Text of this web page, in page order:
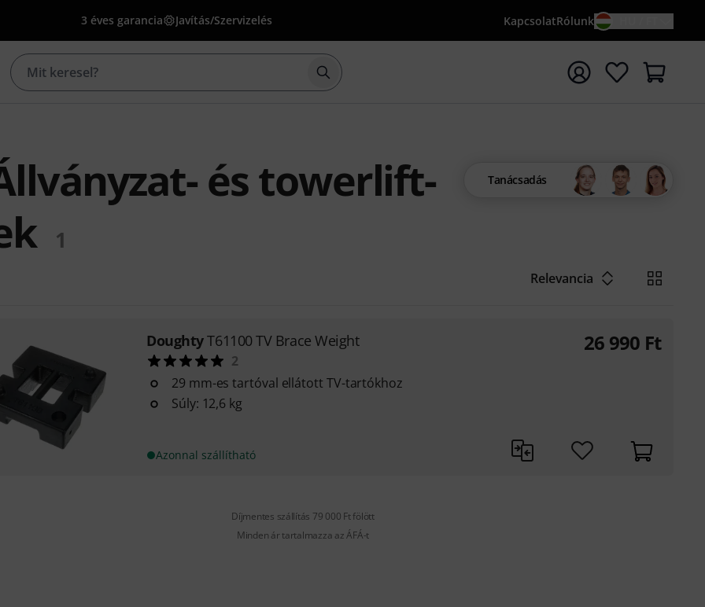
3 éves garancia Javítás/Szervizelés KapcsolatRólunk
Keresés indítása {searchTerm} keresőszóval
és towerlift-
1
Tanácsadás
Relevancia
DoughtyT61100 TV Brace Weight
2
29 mm-es tartóval ellátott TV-tartókhoz
Súly: 12,6 kg
Azonnal szállítható
26 990 Ft
Díjmentes szállítás 79 000 Ft fölött
Minden ár tartalmazza az ÁFÁ-t